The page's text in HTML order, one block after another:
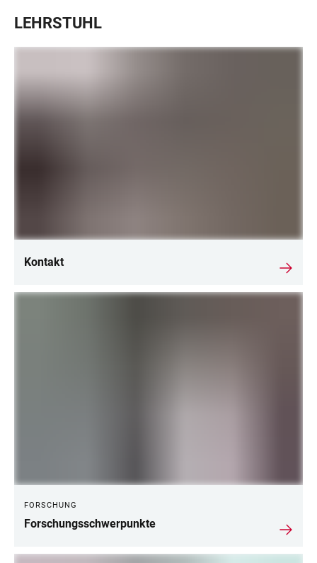
LEHRSTUHL
Kontakt
FORSCHUNG
Forschungsschwerpunkte